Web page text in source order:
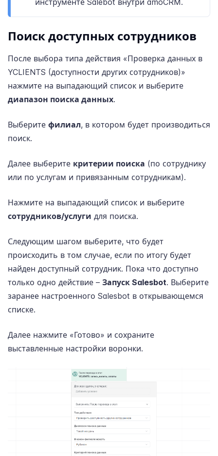
Поиск доступных сотрудников
После выбора типа действия «Проверка данных в
YCLIENTS (доступности других сотрудников)»
нажмите на выпадающий список и выберите
диапазон поиска данных.
Выберите филиал, в котором будет производиться
поиск.
Далее выберите критерии поиска (по сотруднику
или по услугам и привязанным сотрудникам).
Нажмите на выпадающий список и выберите
сотрудников/услуги для поиска.
Следующим шагом выберите, что будет
происходить в том случае, если по итогу будет
найден доступный сотрудник. Пока что доступно
только одно действие – Запуск Salesbot. Выберите
заранее настроенного Salesbot в открывающемся
списке.
Далее нажмите «Готово» и сохраните
выставленные настройки воронки.